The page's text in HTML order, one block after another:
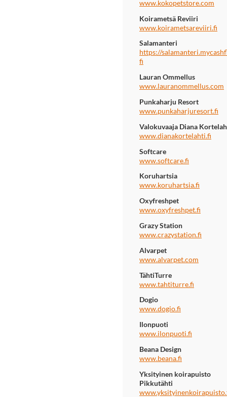
www.kokopetstore.com
Koirametsä Reviiri
www.koirametsareviiri.fi
Salamanteri
https://
fi
Lauran Ommellus
www.lauranommellus.com
Punkaharju Resort
www.punkaharjuresort.fi
Valokuvaaja Diana
www.dianakortelahti.fi
Softcare
www.softcare.fi
Koruhartsia
www.koruhartsia.fi
Oxyfreshpet
www.oxyfreshpet.fi
Grazy Station
www.crazystation.fi
Alvarpet
www.alvarpet.com
TähtiTurre
www.tahtiturre.fi
Dogio
www.dogio.fi
Ilonpuoti
www.ilonpuoti.fi
Beana Design
www.beana.fi
Yksityinen koirapuisto
Pikkutähti